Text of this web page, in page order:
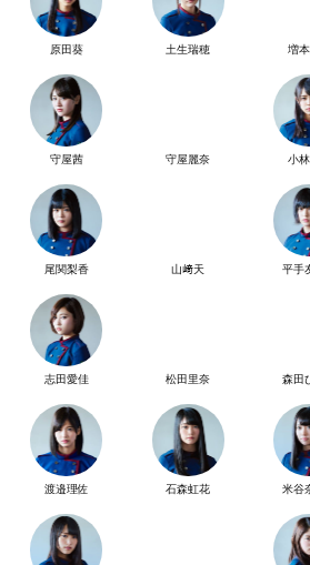
原田葵 土生瑞穂 増
守屋茜 守屋麗奈 小
尾関梨香 山﨑天 平手
志田愛佳 松田里奈 森田
渡邉理佐 石森虹花 米谷